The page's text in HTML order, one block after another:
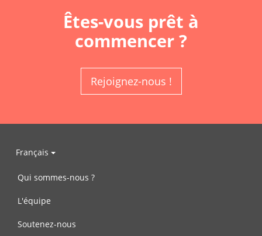
Êtes-vous prêt à
commencer ?
Rejoignez-nous !
Français
Qui sommes-nous ?
L'équipe
Soutenez-nous